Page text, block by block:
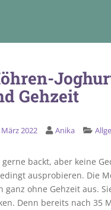
Gehzeit
März 2022 Anika
gerne backt, aber keine
ausprobieren. Die
ganz ohne Gehzeit aus.
Denn bereits nach